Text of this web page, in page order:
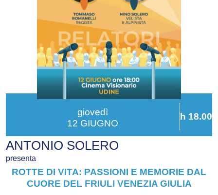
giovedì
12 GIUGNO
h 18.00
ANTONIO SOLERO
presenta
ROTTE DI VITA: PASSIONI E MEMORIE DAL
CUORE DEL FRIULI VENEZIA GIULIA